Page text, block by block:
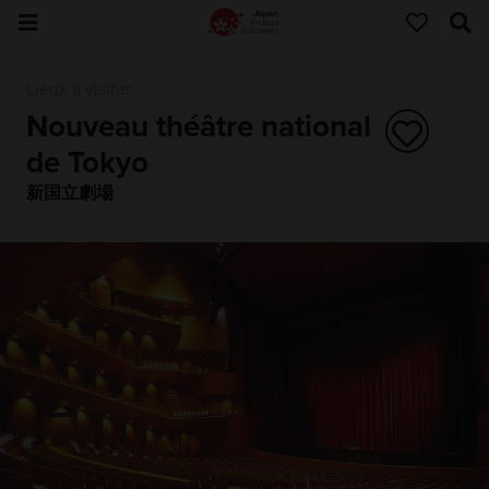
Nouveau théâtre national
de Tokyo
新国立劇場